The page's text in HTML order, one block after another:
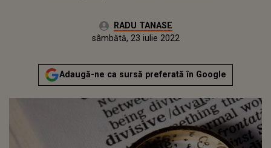
Autor:RADU TANASE
Actualizat:
sâmbătă, 23 iulie 2022
Adaugă-ne ca sursă preferată în Google